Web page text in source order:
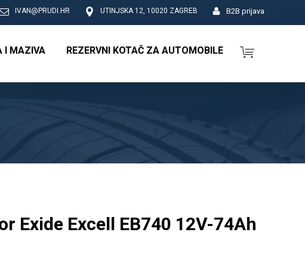
B2B prijava
UTINJSKA 12, 10020 ZAGREB
IVAN@PRUDI.HR
I MAZIVA REZERVNI KOTAČ ZA AUTOMOBILE
Exide Excell EB740 12V-74Ah